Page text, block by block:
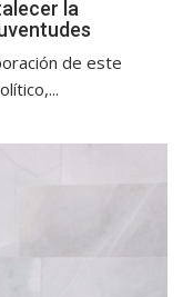
la
de este